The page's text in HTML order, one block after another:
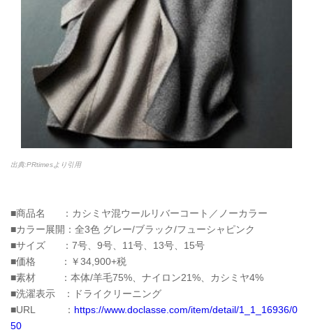
出典:PRtimesより引用
■商品名 ：カシミヤ混ウールリバーコート／ノーカラー
■カラー展開：全3色 グレー/ブラック/フューシャピンク
■サイズ ：7号、9号、11号、13号、15号
■価格 ：￥34,900+税
■素材 ：本体/羊毛75%、ナイロン21%、カシミヤ4%
■洗濯表示 ：ドライクリーニング
■URL ： https://www.doclasse.com/item/detail/1_1_16936/0
50